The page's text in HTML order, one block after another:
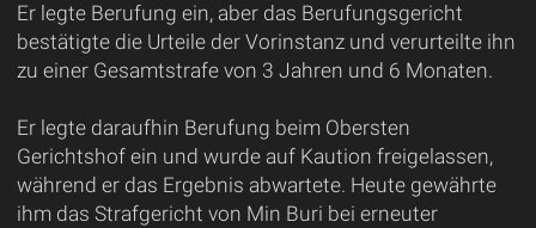
Er legte Berufung ein, aber das Berufungsgericht
bestätigte die Urteile der Vorinstanz und verurteilte ihn
zu einer Gesamtstrafe von 3 Jahren und 6 Monaten.
Er legte daraufhin Berufung beim Obersten
Gerichtshof ein und wurde auf Kaution freigelassen,
während er das Ergebnis abwartete. Heute gewährte
ihm das Strafgericht von Min Buri bei erneuter